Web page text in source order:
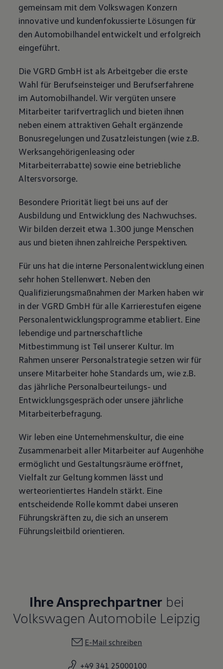
Motorenöl und Flüssigkeiten
Räder und Reifen
Pannen- und Unfallhilfe
Economy Service
Zubehör
Schutz und Pflege
Transport
Entertainment und Elektronik
Individualisieren
Wallbox und Ladekabel
Digitale Extras
Dienste für Ihr Modell finden
Volkswagen Apps, Login und Shop
Handy und Fahrzeug verbinden
Updates für Software, Karten und Radio
Über Ihr Auto
Vorgängermodelle
Kundeninformationen
Volkswagen Kundenbetreuung
Assistenzsysteme
Digitale Betriebsanleitung
Live Beratung
Magazin
Lifestyle
Elektromobilität
Volkswagen R
Pannen- und Unfallhilfe
Volkswagen Kundenbetreuung
gemeinsam mit dem Volkswagen Konzern
innovative und kundenfokussierte Lösungen für
den Automobilhandel entwickelt und erfolgreich
eingeführt.
Die VGRD GmbH ist als Arbeitgeber die erste
Wahl für Berufseinsteiger und Berufserfahrene
im Automobilhandel. Wir vergüten unsere
Mitarbeiter tarifvertraglich und bieten ihnen
neben einem attraktiven Gehalt ergänzende
Bonusregelungen und Zusatzleistungen (wie z.B.
Werksangehörigenleasing oder
Mitarbeiterrabatte) sowie eine betriebliche
Altersvorsorge.
Besondere Priorität liegt bei uns auf der
Ausbildung und Entwicklung des Nachwuchses.
Wir bilden derzeit etwa 1.300 junge Menschen
aus und bieten ihnen zahlreiche Perspektiven.
Für uns hat die interne Personalentwicklung einen
sehr hohen Stellenwert. Neben den
Qualifizierungsmaßnahmen der Marken haben wir
in der VGRD GmbH für alle Karrierestufen eigene
Personalentwicklungsprogramme etabliert. Eine
lebendige und partnerschaftliche
Mitbestimmung ist Teil unserer Kultur. Im
Rahmen unserer Personalstrategie setzen wir für
unsere Mitarbeiter hohe Standards um, wie z.B.
das jährliche Personalbeurteilungs- und
Entwicklungsgespräch oder unsere jährliche
Mitarbeiterbefragung.
Wir leben eine Unternehmenskultur, die eine
Zusammenarbeit aller Mitarbeiter auf Augenhöhe
ermöglicht und Gestaltungsräume eröffnet,
Vielfalt zur Geltung kommen lässt und
werteorientiertes Handeln stärkt. Eine
entscheidende Rolle kommt dabei unseren
Führungskräften zu, die sich an unserem
Führungsleitbild orientieren.
Ihre Ansprechpartner bei
Volkswagen Automobile Leipzig
E-Mail schreiben
+49 341 25000100